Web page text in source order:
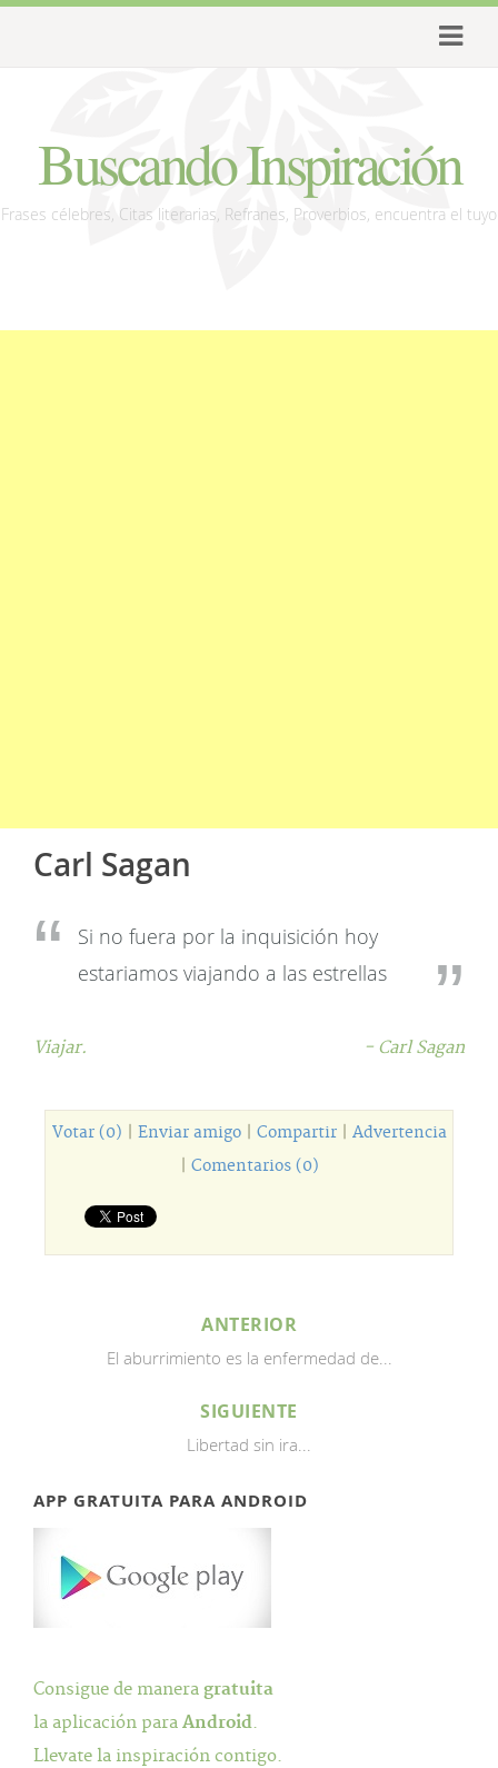
Buscando Inspiración
Frases célebres, Citas literarias, Refranes, Proverbios, encuentra el tuyo
Carl Sagan
Si no fuera por la inquisición hoy
estariamos viajando a las estrellas
Viajar. - Carl Sagan
Votar (0) Enviar amigo| Compartir| Advertencia
Comentarios (0)
ANTERIOR
El aburrimiento es la enfermedad de...
SIGUIENTE
Libertad sin ira...
APP GRATUITA PARA ANDROID
Consigue de manera gratuita
la aplicación para Android.
Llevate la inspiración contigo.